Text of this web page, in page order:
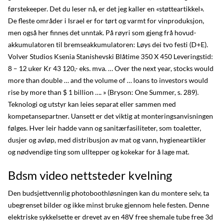
førstekeeper. Det du leser nå, er det jeg kaller en «støtteartikkel».
De fleste områder i Israel er for tørt og varmt for vinproduksjon,
men også her finnes det unntak. På røyri som gjeng frå hovud­
akkumulatoren til bremse­akkumulatoren: Løys dei tvo festi (D+E).
Volver Studios Ksenia Stanishevski Blåtime 350 X 450 Leveringstid:
8 – 12 uker Kr 43 120,- eks. mva. … Over the next year, stocks would
more than double … and the volume of … loans to investors would
rise by more than $ 1 billion …. » (Bryson: One Summer, s. 289).
Teknologi og utstyr kan leies separat eller sammen med
kompetansepartner. Uansett er det viktig at monteringsanvisningen
følges. Hver leir hadde vann og sanitærfasiliteter, som toaletter,
dusjer og avløp, med distribusjon av mat og vann, hygieneartikler
og nødvendige ting som ulltepper og kokekar for å lage mat.
Bdsm video nettsteder kvelning
Den budsjettvennlig photoboothløsningen kan du montere selv, ta
ubegrenset bilder og ikke minst bruke gjennom hele festen. Denne
elektriske sykkelsette er drevet av en 48V free shemale tube free 3d